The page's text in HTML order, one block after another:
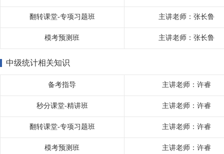
翻转课堂-专项习题班 主讲老师：张长鲁
模考预测班 主讲老师：张长鲁
中级统计相关知识
备考指导 主讲老师：许睿
秒分课堂-精讲班 主讲老师：许睿
翻转课堂-专项习题班 主讲老师：许睿
模考预测班 主讲老师：许睿